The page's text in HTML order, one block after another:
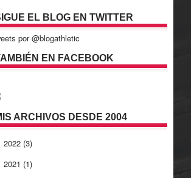
EL BLOG EN TWITTER
por @blogathletic
EN FACEBOOK
ARCHIVOS DESDE 2004
2022 (3)
2021 (1)